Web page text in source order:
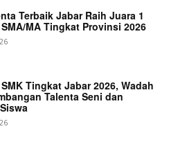
Terbaik Jabar Raih Juara 1
SMA/MA Tingkat Provinsi 2026
Tingkat Jabar 2026, Wadah
Talenta Seni dan